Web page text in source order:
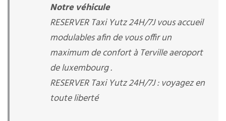
Notre véhicule
RESERVER Taxi Yutz 24H/7J vous accueil
modulables afin de vous offir un
maximum de confort à Terville aeroport
de luxembourg .
RESERVER Taxi Yutz 24H/7J : voyagez en
toute liberté